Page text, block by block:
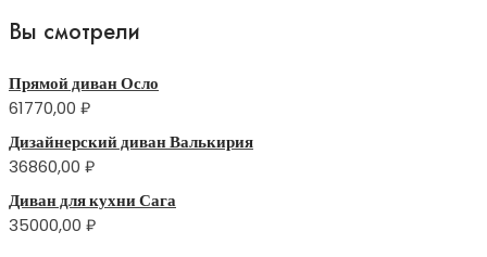
Вы смотрели
Прямой диван Осло
61770,00 ₽
Дизайнерский диван Валькирия
36860,00 ₽
Диван для кухни Сага
35000,00 ₽